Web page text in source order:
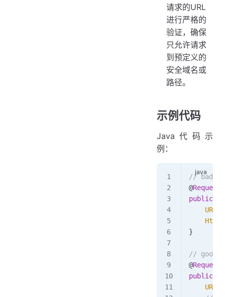
请求的URL
进行严格的
验证，确保
只允许请求
到预定义的
安全域名或
路径。
示例代码
Java代码示
例：
// bad：直
@
public
    URL
}
// good：
@
public
    URL